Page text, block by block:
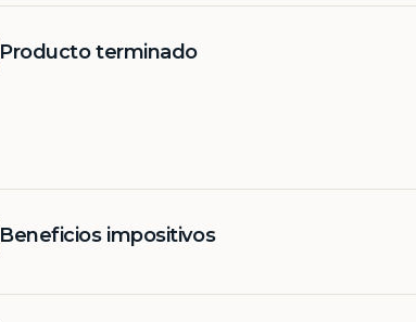
Producto terminado
Beneficios impositivos